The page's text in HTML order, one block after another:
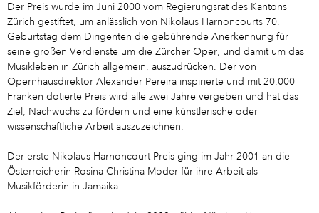
Der Preis wurde im Juni 2000 vom Regierungsrat des Kantons
Zürich gestiftet, um anlässlich von Nikolaus Harnoncourts 70.
Geburtstag dem Dirigenten die gebührende Anerkennung für
seine großen Verdienste um die Zürcher Oper, und damit um das
Musikleben in Zürich allgemein, auszudrücken. Der von
Opernhausdirektor Alexander Pereira inspirierte und mit 20.000
Franken dotierte Preis wird alle zwei Jahre vergeben und hat das
Ziel, Nachwuchs zu fördern und eine künstlerische oder
wissenschaftliche Arbeit auszuzeichnen.
Der erste Nikolaus-Harnoncourt-Preis ging im Jahr 2001 an die
Österreicherin Rosina Christina Moder für ihre Arbeit als
Musikförderin in Jamaika.